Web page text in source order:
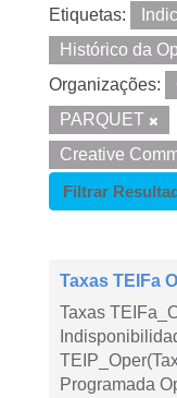
Etiquetas:
Histórico da
Organizações:
PARQUET
Creative
Filtrar
Taxas TEIFa
Taxas
Programada